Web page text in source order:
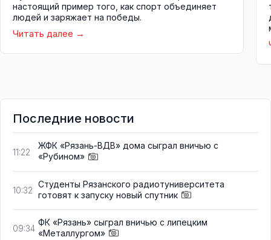
настоящий пример того, как спорт объединяет
людей и заряжает на победы.
Читать далее
Последние новости
11:22
ЖФК «Рязань-ВДВ» дома сыграл вничью с
«Рубином»
10:32
Студенты Рязанского радиотуниверситета
готовят к запуску новый спутник
09:34
ФК «Рязань» сыграл вничью с липецким
«Металлургом»